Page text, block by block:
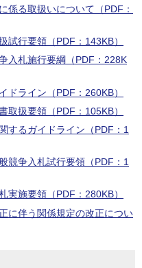
係る取扱いについて（PDF：
試行要領（PDF：143KB）
入札施行要綱（PDF：228K
ドライン（PDF：260KB）
取扱要領（PDF：105KB）
するガイドライン（PDF：1
競争入札試行要領（PDF：1
実施要領（PDF：280KB）
に伴う関係規定の改正につい